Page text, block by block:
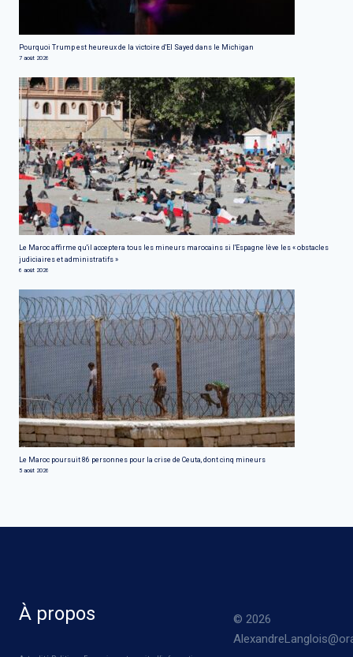
Pourquoi Trump est heureux de la victoire d'El Sayed dans le Michigan
7 août 2026
Le Maroc affirme qu'il acceptera tous les mineurs marocains si l'Espagne lève les « obstacles
judiciaires et administratifs »
6 août 2026
Le Maroc poursuit 86 personnes pour la crise de Ceuta, dont cinq mineurs
5 août 2026
À propos
© 2026